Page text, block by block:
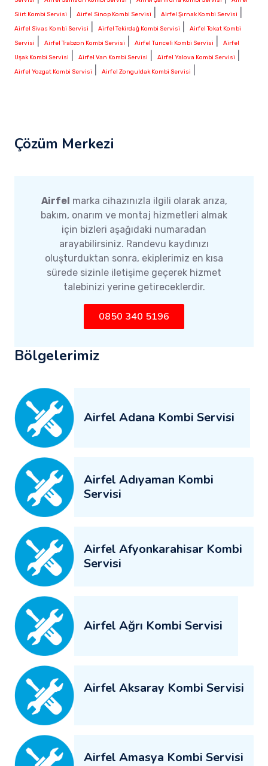
Siirt Kombi Servisi
Airfel Sinop Kombi Servisi Airfel Şırnak Kombi Servisi
Airfel Sivas Kombi Servisi Airfel Tekirdağ Kombi Servisi
Airfel Tokat Kombi
Servisi
Airfel Trabzon Kombi Servisi Airfel Tunceli Kombi Servisi
Airfel
Uşak Kombi Servisi
Airfel Van Kombi Servisi Airfel Yalova Kombi Servisi
Airfel Yozgat Kombi Servisi Airfel Zonguldak Kombi Servisi
Çözüm Merkezi
Airfel marka cihazınızla ilgili olarak arıza,
bakım, onarım ve montaj hizmetleri almak
için bizleri aşağıdaki numaradan
arayabilirsiniz. Randevu kaydınızı
oluşturduktan sonra, ekiplerimiz en kısa
sürede sizinle iletişime geçerek hizmet
talebinizi yerine getireceklerdir.
0850 340 5196
Bölgelerimiz
Airfel Adana Kombi Servisi
Airfel Adıyaman Kombi
Servisi
Airfel Afyonkarahisar Kombi
Servisi
Airfel Ağrı Kombi Servisi
Airfel Aksaray Kombi Servisi
Airfel Amasya Kombi Servisi